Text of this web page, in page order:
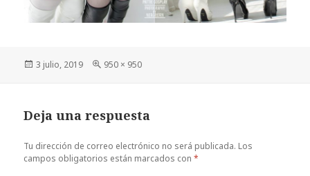
Publicado
3 julio, 2019
Tamaño
950 × 950
Deja una respuesta
Tu dirección de correo electrónico no será publicada. Los
campos obligatorios están marcados con*